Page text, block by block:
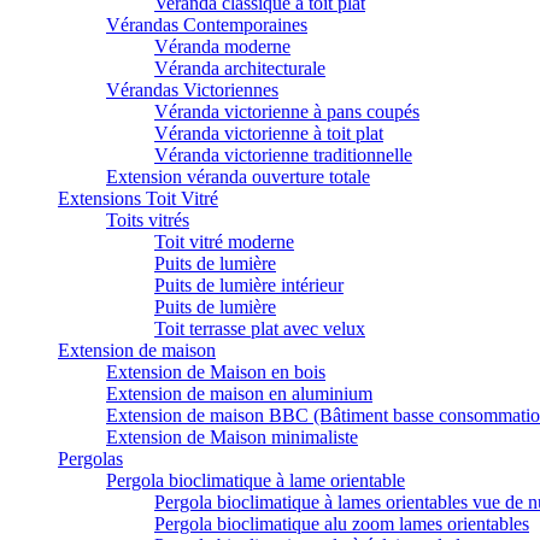
Vérandas Contemporaines
Véranda moderne
Véranda architecturale
Vérandas Victoriennes
Véranda victorienne à pans coupés
Véranda victorienne à toit plat
Véranda victorienne traditionnelle
Extension véranda ouverture totale
Extensions Toit Vitré
Toits vitrés
Toit vitré moderne
Puits de lumière
Puits de lumière intérieur
Puits de lumière
Toit terrasse plat avec velux
Extension de maison
Extension de Maison en bois
Extension de maison en aluminium
Extension de maison BBC (Bâtiment basse
Extension de Maison minimaliste
Pergolas
Pergola bioclimatique à lame orientable
Pergola bioclimatique à lames orientables vue de
Pergola bioclimatique alu zoom lames orientables